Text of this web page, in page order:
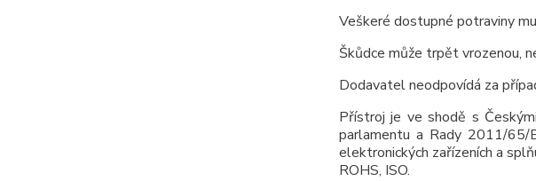
Veškeré dostupné potraviny
Škůdce může trpět vrozenou,
Dodavatel neodpovídá za
Přístroj je ve shodě s
parlamentu a Rady 2011/65/
elektronických zařízeních a
ROHS, ISO.